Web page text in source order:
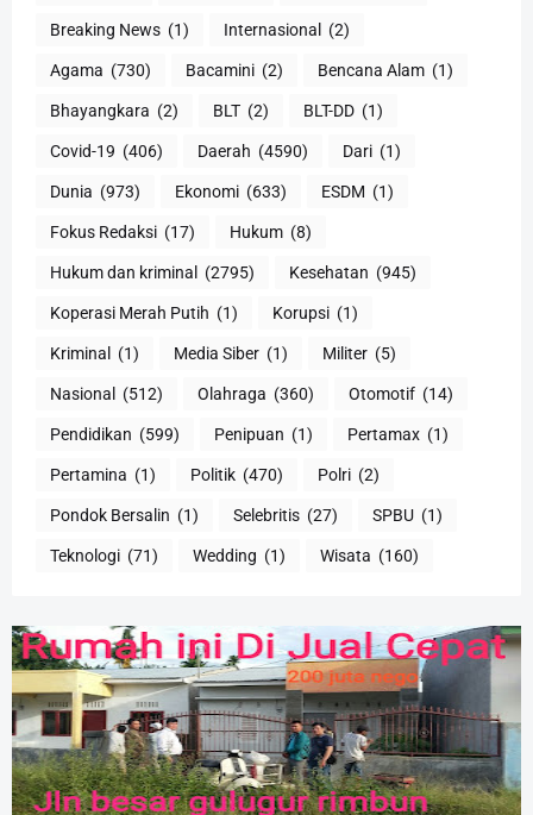
Breaking News (1) Internasional (2)
Agama (730) Bacamini (2) Bencana Alam (1)
Bhayangkara (2) BLT (2) BLT-DD (1)
Covid-19 (406) Daerah (4590) Dari (1)
Dunia (973) Ekonomi (633) ESDM (1)
Fokus Redaksi (17) Hukum (8)
Hukum dan kriminal (2795) Kesehatan (945)
Koperasi Merah Putih (1) Korupsi (1)
Kriminal (1) Media Siber (1) Militer (5)
Nasional (512) Olahraga (360) Otomotif (14)
Pendidikan (599) Penipuan (1) Pertamax (1)
Pertamina (1) Politik (470) Polri (2)
Pondok Bersalin (1) Selebritis (27) SPBU (1)
Teknologi (71) Wedding (1) Wisata (160)